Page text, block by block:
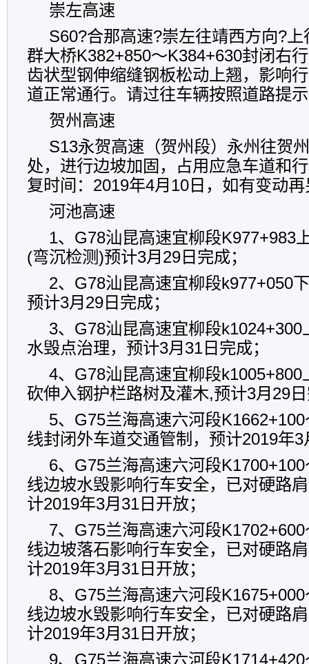
崇左高速
S60?合那高速?崇左往靖西方向?
群大桥K382+850～K384+630封闭右
齿状型钢伸缩缝钢板松动上翘，影响
道正常通行。请过往车辆按照道路提
贺州高速
S13永贺高速（贺州段）永州往贺
处，进行边坡加固，占用应急车道和
复时间：2019年4月10日，如有变动
河池高速
1、G78汕昆高速宜柳段K977+983
(弯沉检测)预计3月29日完成；
2、G78汕昆高速宜柳段k977+050
预计3月29日完成；
3、G78汕昆高速宜柳段
水毁点治理，预计3月31日完成；
4、G78汕昆高速宜柳段
砍伸入钢护栏路树及灌木,预计3月29
5、G75兰海高速六河段
线封闭外车道交通管制，预计2019年
6、G75兰海高速六河段
线边坡水毁影响行车安全，已对硬路
计2019年3月31日开放；
7、G75兰海高速六河段
线边坡落石影响行车安全，已对硬路
计2019年3月31日开放；
8、G75兰海高速六河段
线边坡水毁影响行车安全，已对硬路
计2019年3月31日开放；
9、G75兰海高速六河段